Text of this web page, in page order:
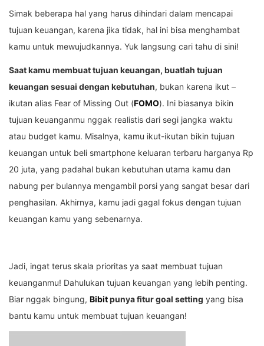
Simak beberapa hal yang harus dihindari dalam mencapai
tujuan keuangan, karena jika tidak, hal ini bisa menghambat
kamu untuk mewujudkannya. Yuk langsung cari tahu di sini!
Saat kamu membuat tujuan keuangan, buatlah tujuan
keuangan sesuai dengan kebutuhan, bukan karena ikut –
ikutan alias Fear of Missing Out (FOMO). Ini biasanya bikin
tujuan keuanganmu nggak realistis dari segi jangka waktu
atau budget kamu. Misalnya, kamu ikut-ikutan bikin tujuan
keuangan untuk beli smartphone keluaran terbaru harganya Rp
20 juta, yang padahal bukan kebutuhan utama kamu dan
nabung per bulannya mengambil porsi yang sangat besar dari
penghasilan. Akhirnya, kamu jadi gagal fokus dengan tujuan
keuangan kamu yang sebenarnya.
Jadi, ingat terus skala prioritas ya saat membuat tujuan
keuanganmu! Dahulukan tujuan keuangan yang lebih penting.
Biar nggak bingung, Bibitpunya fitur goal setting yang bisa
bantu kamu untuk membuat tujuan keuangan!